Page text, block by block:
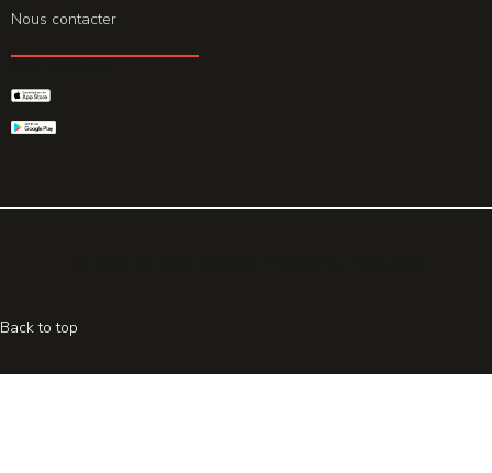
Nous contacter
Back to top